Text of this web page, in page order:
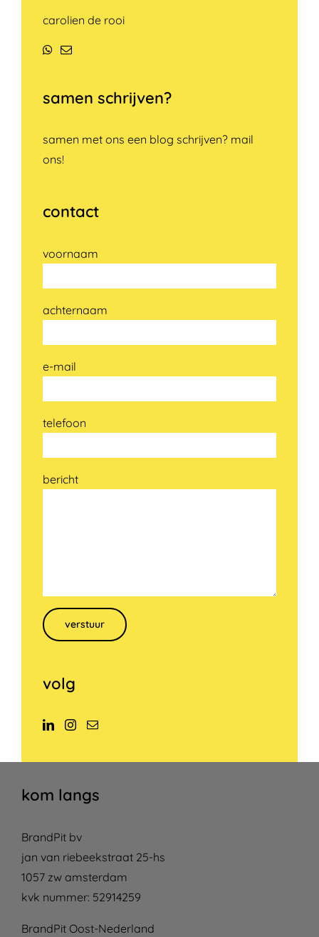
carolien de rooi
WhatsApp
E-
samen schrijven?
samen met ons een blog schrijven? mail
ons!
contact
voornaam
achternaam
e-mail
telefoon
bericht
Gelieve dit veld leeg te laten.
volg
kom langs
BrandPit bv
jan van riebeekstraat 25-hs
1057 zw amsterdam
kvk nummer: 52914259
BrandPit Oost-Nederland